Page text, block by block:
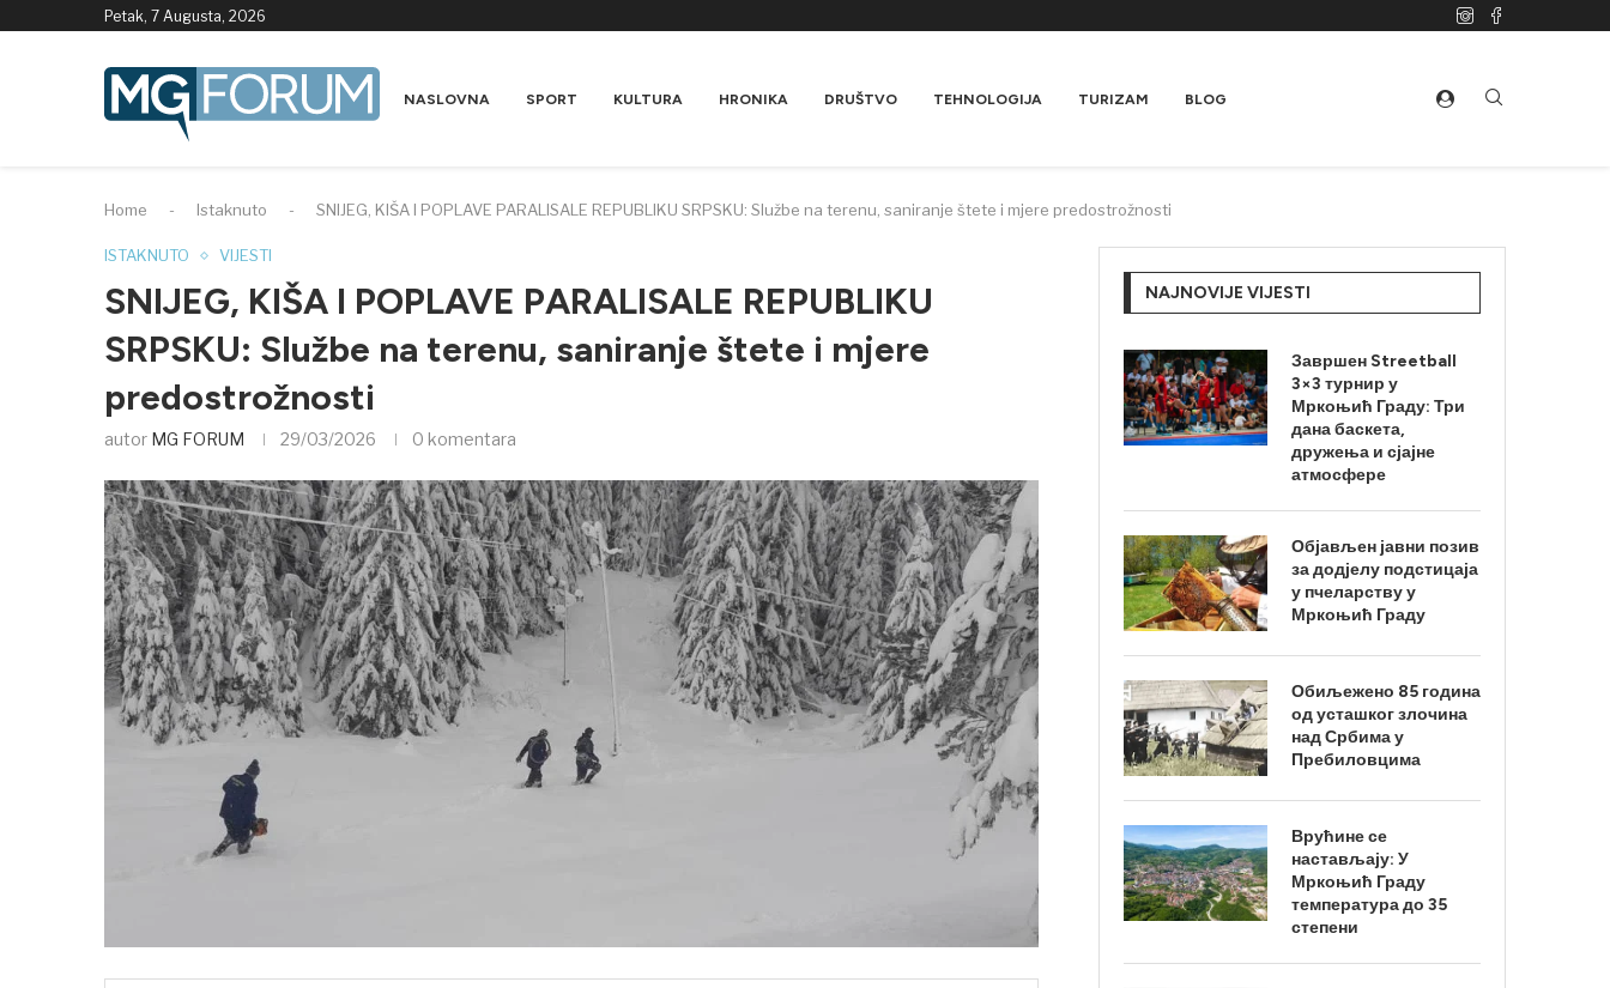
Petak, 7 Augusta, 2026
NASLOVNA SPORT KULTURA HRONIKA DRUŠTVO TEHNOLOGIJA TURIZAM BLOG
Home - Istaknuto - SNIJEG, KIŠA I POPLAVE PARALISALE REPUBLIKU SRPSKU: Službe na terenu, saniranje štete i mjere predostrožnosti
ISTAKNUTO VIJESTI
SNIJEG, KIŠA I POPLAVE PARALISALE REPUBLIKU
SRPSKU: Službe na terenu, saniranje štete i mjere
predostrožnosti
autor MG FORUM 29/03/2026 0 komentara
NAJNOVIJE VIJESTI
Завршен Streetball
3×3 турнир у
Мркоњић Граду: Три
дана баскета,
дружења и сјајне
атмосфере
Објављен јавни позив
за додјелу подстицаја
у пчеларству у
Мркоњић Граду
Обиљежено 85 година
од усташког злочина
над Србима у
Пребиловцима
Врућине се
настављају: У
Мркоњић Граду
температура до 35
степени